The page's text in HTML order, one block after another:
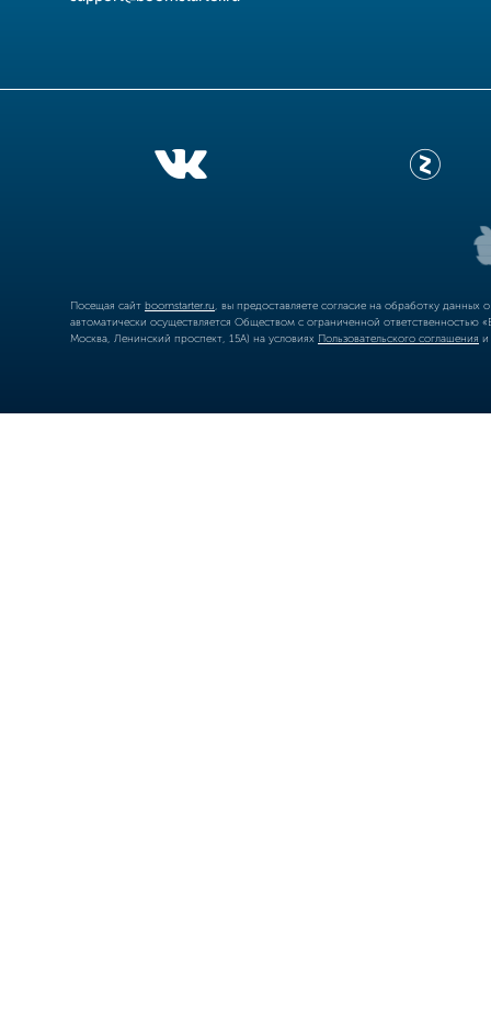
Посещая сайт boomstarter.ru , вы предоставляете согласие на обработку
автоматически осуществляется Обществом с ограниченной
Москва, Ленинский проспект, 15А) на условиях Пользовательского соглашения и